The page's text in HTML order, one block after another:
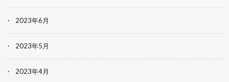
2023年6月
2023年5月
2023年4月